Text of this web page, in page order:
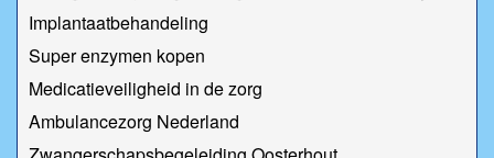
Implantaatbehandeling
Super enzymen kopen
Medicatieveiligheid in de zorg
Ambulancezorg Nederland